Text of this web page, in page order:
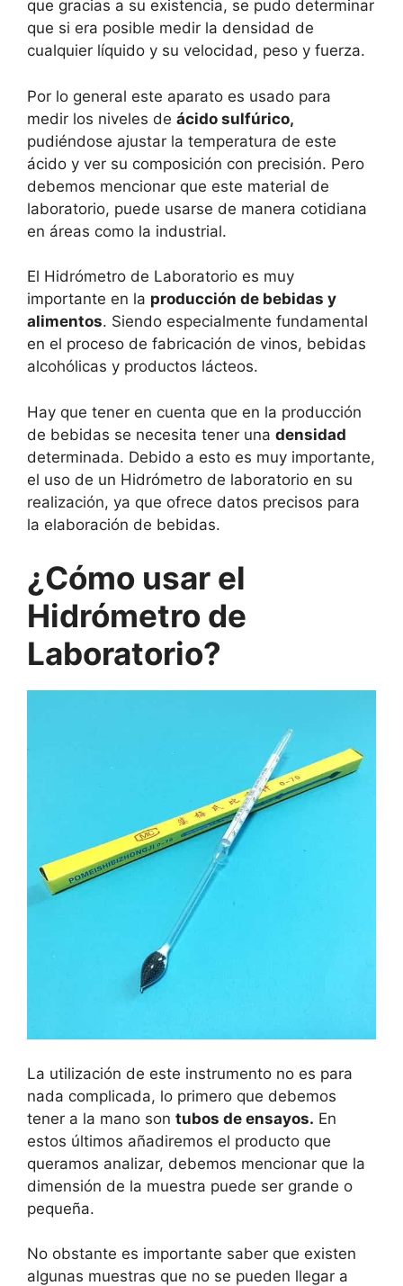
que gracias a su existencia, se pudo determinar
que si era posible medir la densidad de
cualquier líquido y su velocidad, peso y fuerza.
Por lo general este aparato es usado para
medir los niveles de ácido sulfúrico,
pudiéndose ajustar la temperatura de este
ácido y ver su composición con precisión. Pero
debemos mencionar que este material de
laboratorio, puede usarse de manera cotidiana
en áreas como la industrial.
El Hidrómetro de Laboratorio es muy
importante en la producción de bebidas y
alimentos. Siendo especialmente fundamental
en el proceso de fabricación de vinos, bebidas
alcohólicas y productos lácteos.
Hay que tener en cuenta que en la producción
de bebidas se necesita tener una densidad
determinada. Debido a esto es muy importante,
el uso de un Hidrómetro de laboratorio en su
realización, ya que ofrece datos precisos para
la elaboración de bebidas.
¿Cómo usar el
Hidrómetro de
Laboratorio?
La utilización de este instrumento no es para
nada complicada, lo primero que debemos
tener a la mano son tubos de ensayos. En
estos últimos añadiremos el producto que
queramos analizar, debemos mencionar que la
dimensión de la muestra puede ser grande o
pequeña.
No obstante es importante saber que existen
algunas muestras que no se pueden llegar a